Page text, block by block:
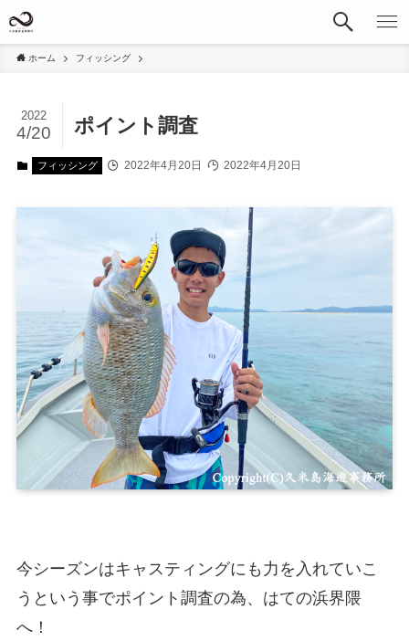
ホーム フィッシング
ポイント調査
2022
4/20
フィッシング 2022年4月20日 2022年4月20日
今シーズンはキャスティングにも力を入れていこ
うという事でポイント調査の為、はての浜界隈
へ！